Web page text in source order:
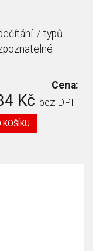
7 typů
Cena:
Kč bez DPH
KOŠÍKU